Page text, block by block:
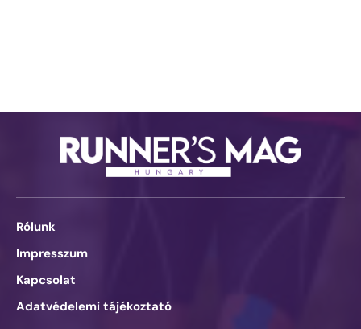
Rólunk
Impresszum
Kapcsolat
Adatvédelemi tájékoztató